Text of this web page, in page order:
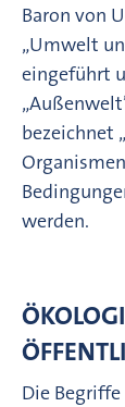
Baron von
„Umwelt
eingeführt
bezeichnet
werden.
­Die